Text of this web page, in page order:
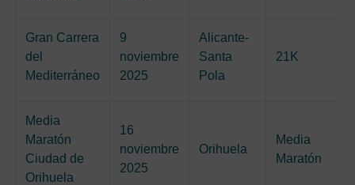
Gran Carrera
del
Mediterráneo
9
noviembre
2025
Alicante-
Santa
Pola
21K
Media
Maratón
Ciudad de
Orihuela
16
noviembre
2025
Orihuela
Media
Maratón